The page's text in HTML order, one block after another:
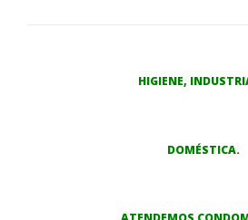
HIGIENE,
DOMÉSTICA.